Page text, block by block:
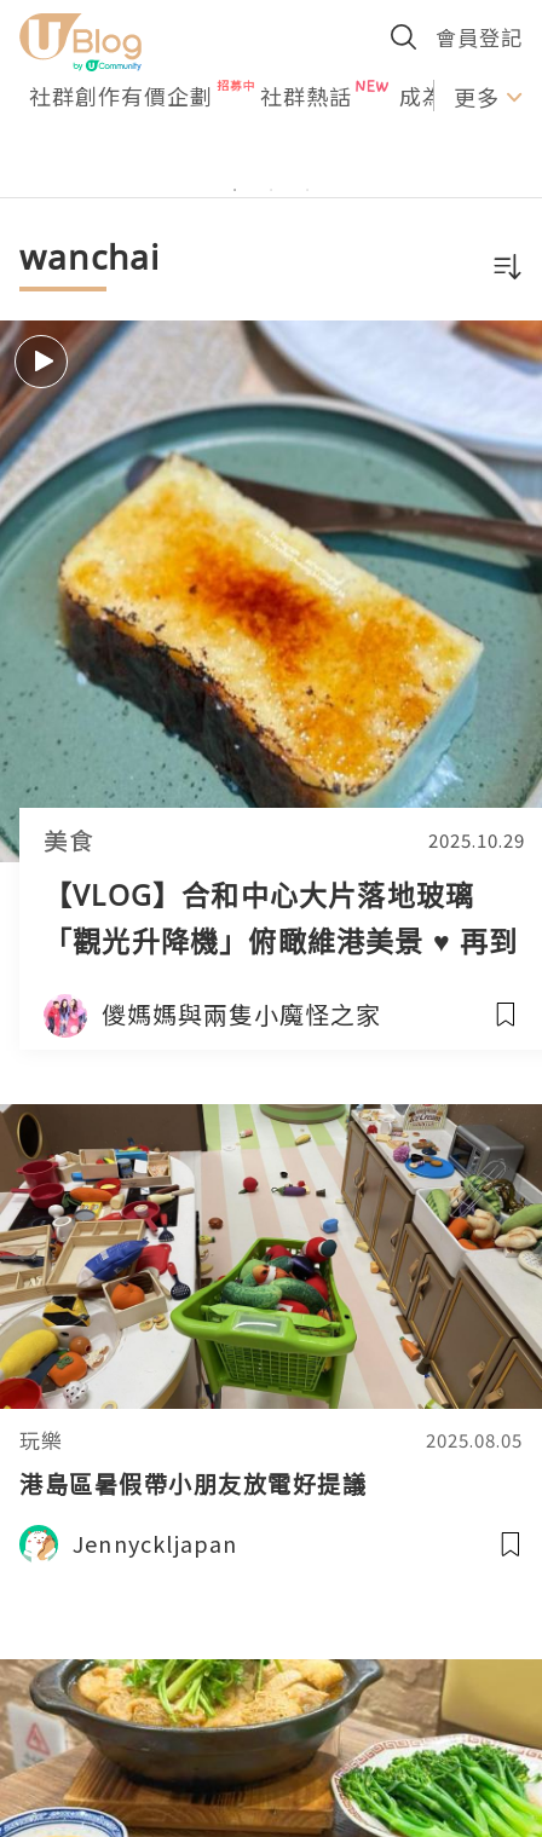
會員登記
社群創作有價企劃 社群熱話 成為U更多
wanchai
美食 2025.10.29
【VLOG】合和中心大片落地玻璃
「觀光升降機」俯瞰維港美景 ♥ 再到
Bakery by the Grand 嘆下午茶
儍媽媽與兩隻小魔怪之家
玩樂 2025.08.05
港島區暑假帶小朋友放電好提議
Jennyckljapan